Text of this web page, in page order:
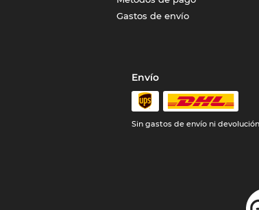
Gastos de envío
Envío
Sin gastos de envío ni devolución